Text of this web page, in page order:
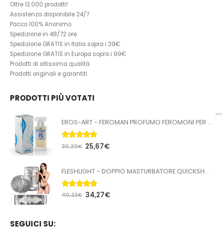
Oltre 12.000 prodotti!
Assistenza disponibile 24/7
Pacco 100% Anonimo
Spedizione in 48/72 ore
Spedizione GRATIS in Italia sopra i 39€
Spedizione GRATIS in Europa sopra i 99€
Prodotti di altissima qualità
Prodotti originali e garantiti
PRODOTTI PIÙ VOTATI
EROS-ART - FEROMAN PROFUMO FEROMONI PER UOMO 50 ML
5.00Su 5
30,20€ 25,67€
FLESHLIGHT - DOPPIO MASTURBATORE QUICKSHOT STOYA
5.00Su 5
40,32€ 34,27€
SEGUICI SU: